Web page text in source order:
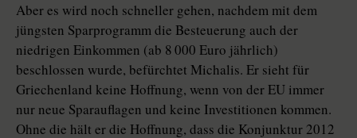
Aber es wird noch schneller gehen, nachdem mit dem
jüngsten Sparprogramm die Besteuerung auch der
niedrigen Einkommen (ab 8 000 Euro jährlich)
beschlossen wurde, befürchtet Michalis. Er sieht für
Griechenland keine Hoffnung, wenn von der EU immer
nur neue Sparauflagen und keine Investitionen kommen.
Ohne die hält er die Hoffnung, dass die Konjunktur 2012